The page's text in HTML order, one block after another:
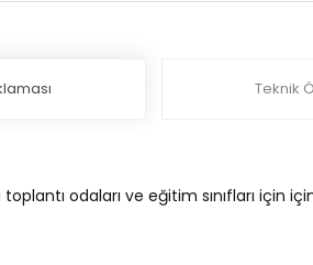
Teknik
odaları ve eğitim sınıfları için